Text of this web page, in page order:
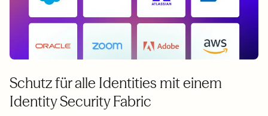
Schutz für alle Identities mit einem
Identity Security Fabric